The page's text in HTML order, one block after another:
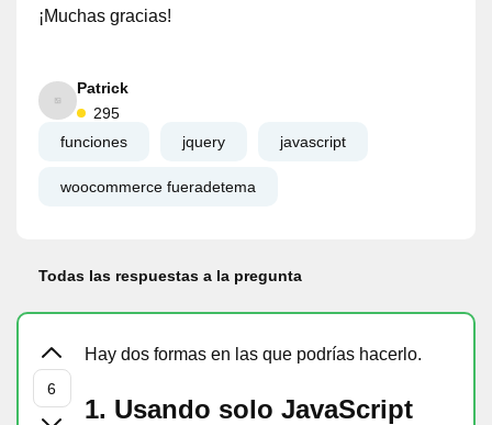
¡Muchas gracias!
Patrick
295
funciones
jquery javascript
woocommerce fueradetema
Todas las respuestas a la pregunta
Hay dos formas en las que podrías hacerlo.
1. Usando solo JavaScript